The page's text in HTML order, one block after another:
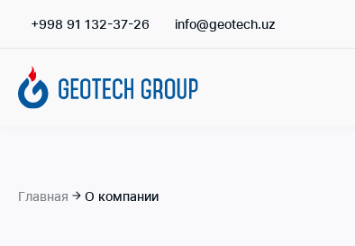
+998 91 132-37-26 info@geotech.uz
Главная О компании